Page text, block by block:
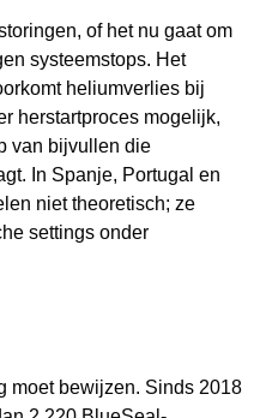
of het nu gaat om
systeemstops. Het
heliumverlies bij
herstartproces mogelijk,
van bijvullen die
In Spanje, Portugal en
niet theoretisch; ze
settings onder
moet bewijzen. Sinds 2018